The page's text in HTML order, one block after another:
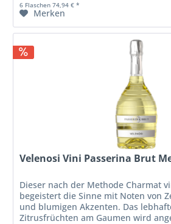
6 Flaschen 74,94 € *
Merken
Velenosi Vini Passerina Brut
Dieser nach der Methode Charmat
begeistert die Sinne mit Noten von
und blumigen Akzenten. Das
Zitrusfrüchten am Gaumen wird